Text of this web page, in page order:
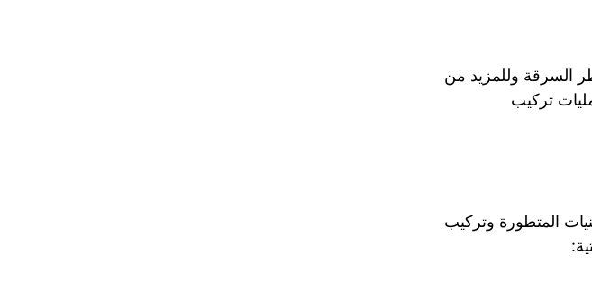
السرقة وللمزيد من
تركيب
المتطورة وتركيب